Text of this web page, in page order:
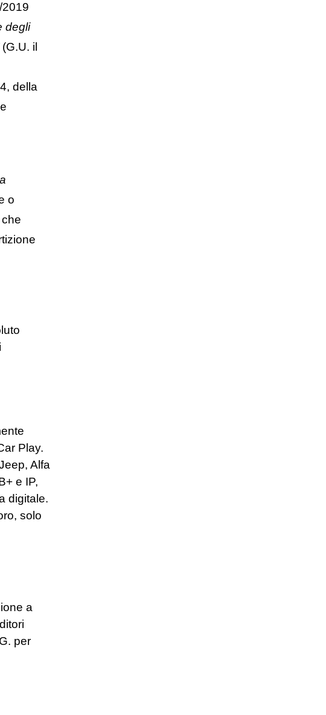
2019
degli
(G.U. il
della
o
Play.
Alfa
e IP,
digitale.
solo
a
per